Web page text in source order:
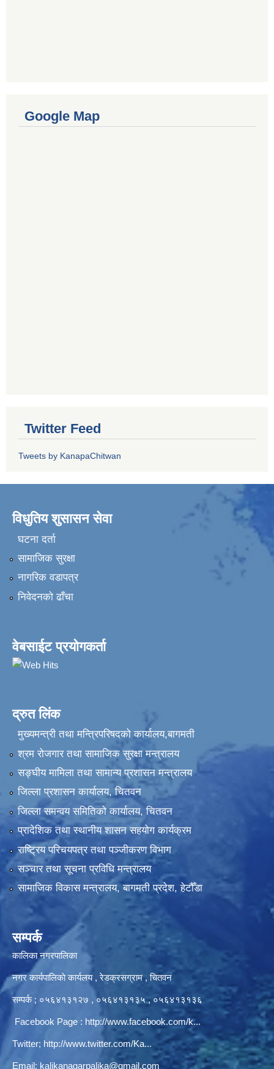
Google Map
Twitter Feed
Tweets by KanapaChitwan
विधुतिय शुसासन सेवा
घटना दर्ता
सामाजिक सुरक्षा
नागरिक वडापत्र
निवेदनकाे ढाँचा
वेबसाईट प्रयोगकर्ता
द्रुत लिंक
मुख्यमन्त्री तथा मन्त्रिपरिषदको कार्यालय,बागमती
श्रम रोजगार तथा सामाजिक सुरक्षा मन्त्रालय
सङ्‍घीय मामिला तथा सामान्य प्रशासन मन्त्रालय
जिल्ला प्रशासन कार्यालय, चितवन
जिल्ला समन्वय समितिको कार्यालय, चितवन
प्रादेशिक तथा स्थानीय शासन सहयोग कार्यक्रम
राष्ट्रिय परिचयपत्र तथा पञ्‍जीकरण विभाग
सञ्‍चार तथा सूचना प्रविधि मन्त्रालय
सामाजिक विकास मन्त्रालय, बागमती प्रदेश, हेटौँडा
सम्पर्क
कालिका नगरपालिका
नगर कार्यपालिकाे कार्यलय‍ , रेडक्रसग्राम , चितवन
सम्पर्क ; ०५६४१३१२७ , ०५६४१३१३५ , ०५६४१३१३६
Facebook Page : http://www.facebook.com/k...
Twitter; http://www.twitter.com/Ka...
Email: kalikanagarpalika@gmail.com